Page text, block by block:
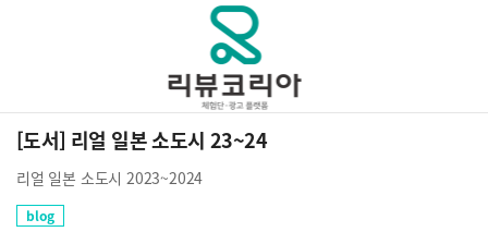
[도서] 리얼 일본 소도시 23~24
리얼 일본 소도시 2023~2024
blog